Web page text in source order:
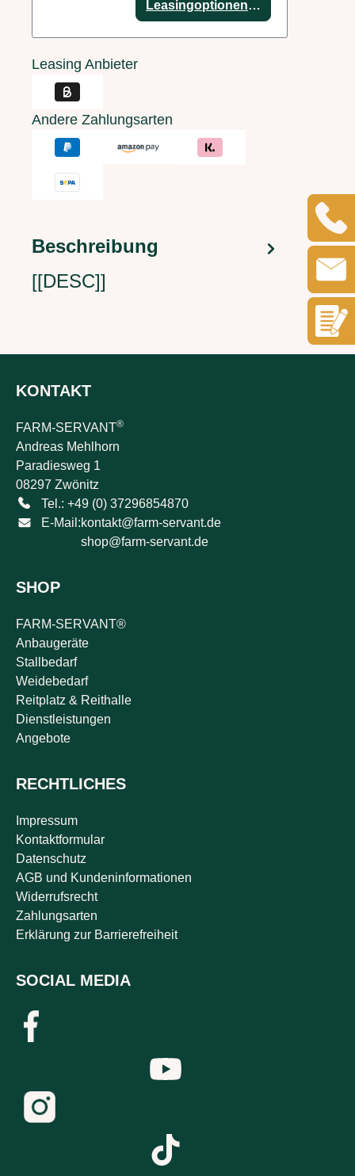
Leasingoptionen anzeigen
Leasing Anbieter
Andere Zahlungsarten
Beschreibung
[[DESC]]
KONTAKT
FARM-SERVANT®
Andreas Mehlhorn
Paradiesweg 1
08297 Zwönitz
Tel.: +49 (0) 37296854870
E-Mail:kontakt@farm-servant.de
shop@farm-servant.de
SHOP
FARM-SERVANT®
Anbaugeräte
Stallbedarf
Weidebedarf
Reitplatz & Reithalle
Dienstleistungen
Angebote
RECHTLICHES
Impressum
Kontaktformular
Datenschutz
AGB und Kundeninformationen
Widerrufsrecht
Zahlungsarten
Erklärung zur Barrierefreiheit
SOCIAL MEDIA